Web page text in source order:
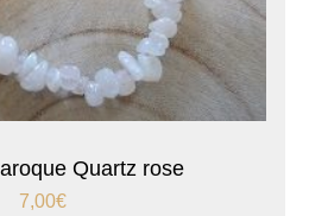
Quartz rose
7,00€